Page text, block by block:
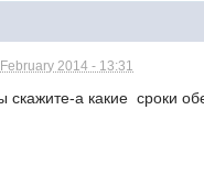
2014 - 13:31
скажите-а какие сроки